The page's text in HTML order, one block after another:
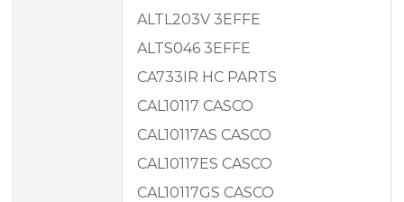
ALTL203V 3EFFE
ALTS046 3EFFE
CA733IR HC PARTS
CAL10117 CASCO
CAL10117AS CASCO
CAL10117ES CASCO
CAL10117GS CASCO